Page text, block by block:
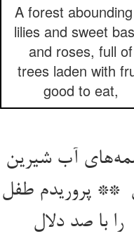
A forest
lilies and sweet
and roses, full of
trees laden with
good to eat,
آب شیرین
** پروریدم طفل
را با صد دلال